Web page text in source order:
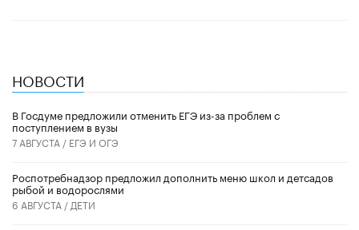
НОВОСТИ
В Госдуме предложили отменить ЕГЭ из-за проблем с
поступлением в вузы
7 АВГУСТА / ЕГЭ И ОГЭ
Роспотребнадзор предложил дополнить меню школ и детсадов
рыбой и водорослями
6 АВГУСТА / ДЕТИ